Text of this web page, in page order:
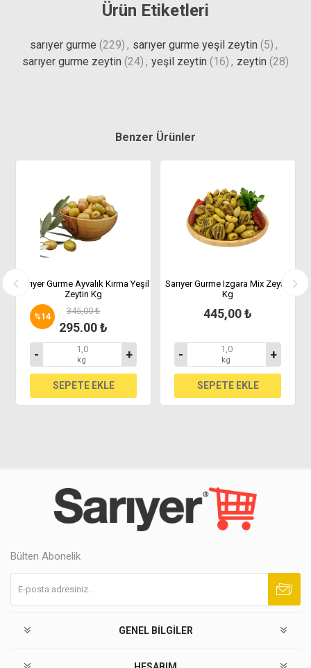
Ürün Etiketleri
sarıyer gurme (229) , sarıyer gurme yeşil zeytin (5) ,
sarıyer gurme zeytin (24) , yeşil zeytin (16) , zeytin (28)
Benzer Ürünler
Sarıyer Gurme Ayvalık Kırma Yeşil
Zeytin Kg
%14
345,00 ₺
295,00 ₺
-
kg +
Sarıyer Gurme Izgara Mix Zeytin
Kg
445,00 ₺
- kg +
Bülten Abonelik
GENEL BILGILER